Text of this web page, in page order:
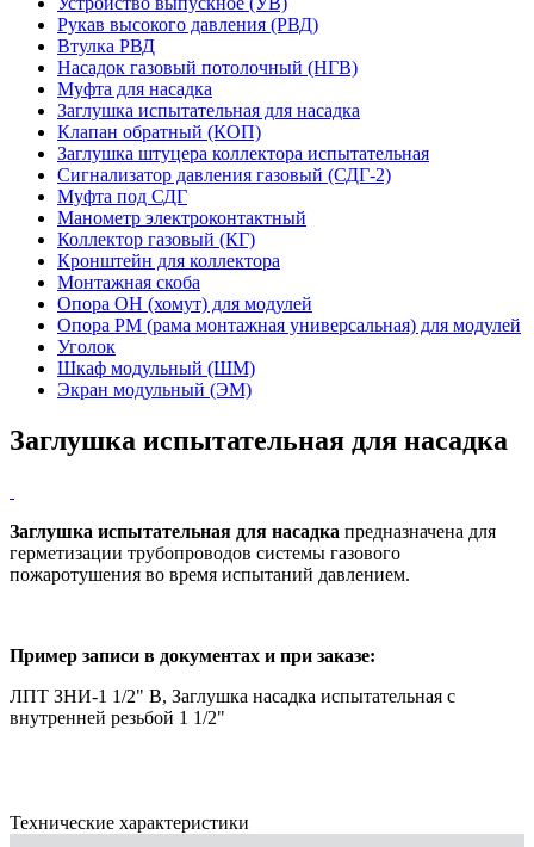
Рукав высокого давления (РВД)
Втулка РВД
Насадок газовый потолочный (НГВ)
Муфта для насадка
Заглушка испытательная для насадка
Клапан обратный (КОП)
Заглушка штуцера коллектора испытательная
Сигнализатор давления газовый (СДГ-2)
Муфта под СДГ
Манометр электроконтактный
Коллектор газовый (КГ)
Кронштейн для коллектора
Монтажная скоба
Опора ОН (хомут) для модулей
Опора РМ (рама монтажная универсальная) для модулей
Уголок
Шкаф модульный (ШМ)
Экран модульный (ЭМ)
Заглушка испытательная для насадка
Заглушка испытательная для насадка предназначена для
герметизации трубопроводов системы газового
пожаротушения во время испытаний давлением.
Пример записи в документах и при заказе:
ЛПТ ЗНИ-1 1/2" В, Заглушка насадка испытательная с
внутренней резьбой 1 1/2"
Технические характеристики